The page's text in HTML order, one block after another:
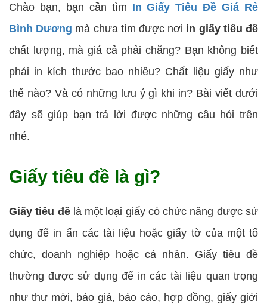
Chào bạn, bạn cần tìm In Giấy Tiêu Đề Giá Rẻ
Bình Dương mà chưa tìm được nơi in giấy tiêu đề
chất lượng, mà giá cả phải chăng? Bạn không biết
phải in kích thước bao nhiêu? Chất liệu giấy như
thế nào? Và có những lưu ý gì khi in? Bài viết dưới
đây sẽ giúp bạn trả lời được những câu hỏi trên
nhé.
Giấy tiêu đề là gì?
Giấy tiêu đềlà một loại giấy có chức năng được sử
dụng để in ấn các tài liệu hoặc giấy tờ của một tổ
chức, doanh nghiệp hoặc cá nhân. Giấy tiêu đề
thường được sử dụng để in các tài liệu quan trọng
như thư mời, báo giá, báo cáo, hợp đồng, giấy giới